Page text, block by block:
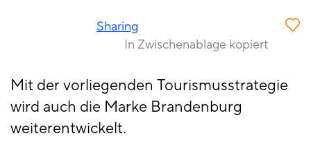
Sharing
In Zwischenablage kopiert
Mit der vorliegenden Tourismusstrategie
wird auch die Marke Brandenburg
weiterentwickelt.